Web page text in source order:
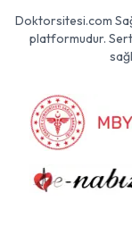
Doktorsitesi.com
platformudur.